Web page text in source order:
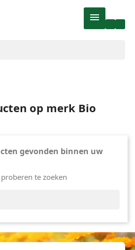

op merk Bio
gevonden binnen uw
te zoeken